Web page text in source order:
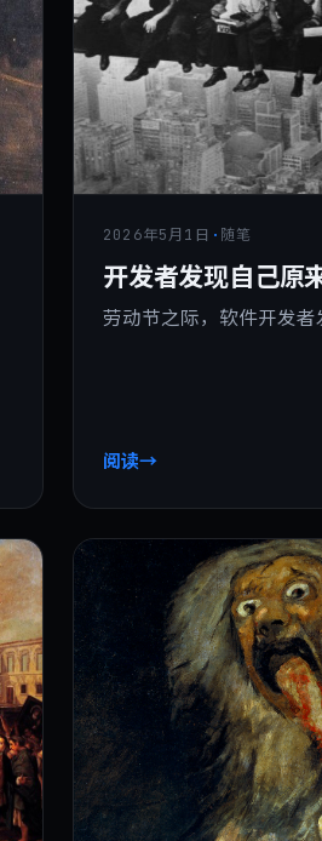
2026年5月1日 · 随笔
开发者发现自己原
劳动节之际，软件开发者
阅读→